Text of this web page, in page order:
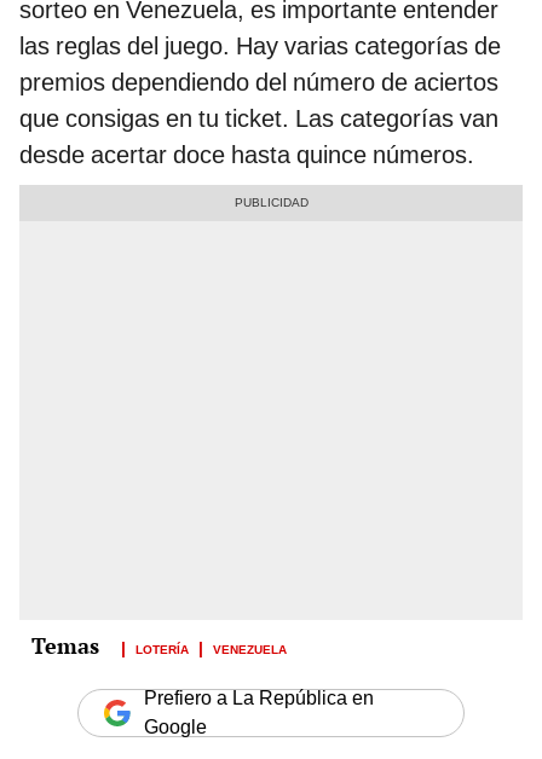
sorteo en Venezuela, es importante entender
las reglas del juego. Hay varias categorías de
premios dependiendo del número de aciertos
que consigas en tu ticket. Las categorías van
desde acertar doce hasta quince números.
LOTERÍA VENEZUELA
Prefiero a La República en
Google